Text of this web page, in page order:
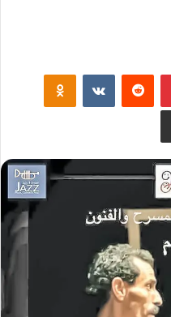
بينتيريست